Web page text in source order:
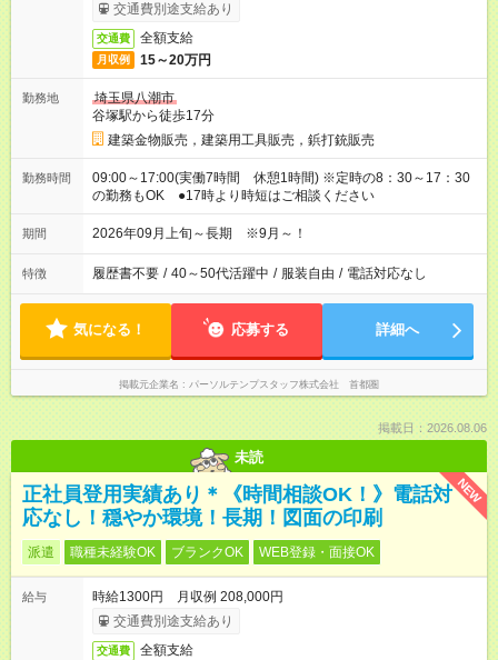
交通費別途支給あり
交通費 全額支給
月収例 15～20万円
勤務地
埼玉県八潮市
谷塚駅から徒歩17分
建築金物販売，建築用工具販売，鋲打銃販売
勤務時間
09:00～17:00(実働7時間 休憩1時間) ※定時の8：30～17：30
の勤務もOK ●17時より時短はご相談ください
期間 2026年09月上旬～長期 ※9月～！
特徴 履歴書不要 / 40～50代活躍中 / 服装自由 / 電話対応なし
気になる！ 応募する 詳細へ
掲載元企業名 パーソルテンプスタッフ株式会社 首都圏
掲載日：2026.08.06
未読
NEW
正社員登用実績あり＊《時間相談OK！》電話対
応なし！穏やか環境！長期！図面の印刷
派遣 職種未経験OK ブランクOK WEB登録・面接OK
給与
時給1300円 月収例 208,000円
交通費別途支給あり
交通費 全額支給